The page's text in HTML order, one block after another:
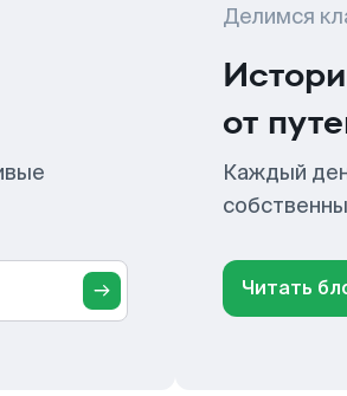
Делимся
от
Каждый
Читать